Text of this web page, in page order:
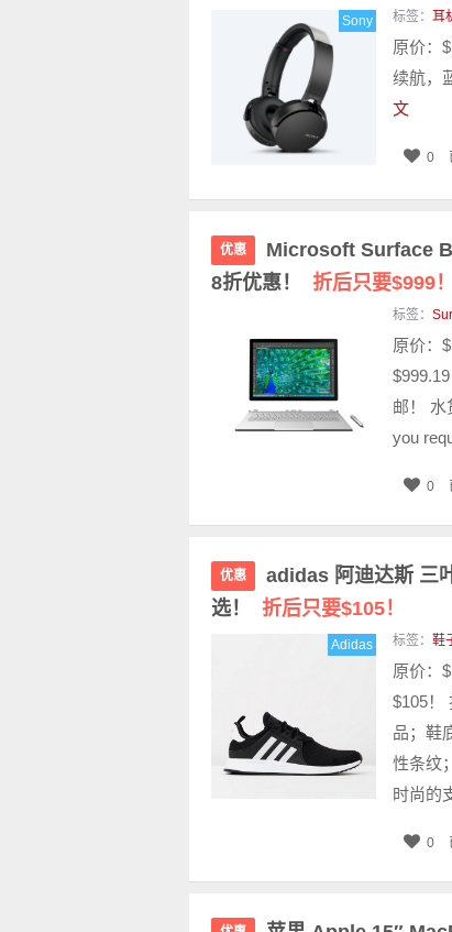
Sony 标签： 耳
原价：
续航，
文
0
优惠
Microsoft Surface
8折优惠！
折后只要$999！
标签：
原价：
邮！ 水
you
0
优惠
adidas 阿迪达斯 三
选！
折后只要$105！
Adidas 标签： 鞋
原价：
$105！
品；鞋
性条纹
时尚的
0